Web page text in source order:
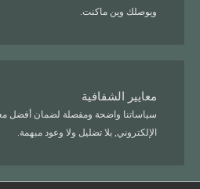
ويوصلك وين ماكنت.
معايير الشفافية
سياساتنا واضحة ومفصلة لضمان أفضل
الإلكتروني, بلا تضليل ولا وعود مبهمة.